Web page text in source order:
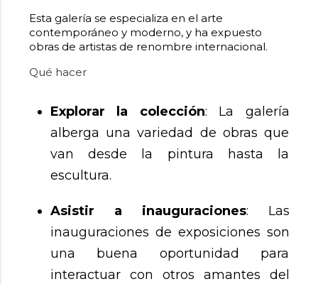
Esta galería se especializa en el arte
contemporáneo y moderno, y ha expuesto
obras de artistas de renombre internacional.
Qué hacer
Explorar la colección: La galería
alberga una variedad de obras que
van desde la pintura hasta la
escultura.
Asistir a inauguraciones: Las
inauguraciones de exposiciones son
una buena oportunidad para
interactuar con otros amantes del